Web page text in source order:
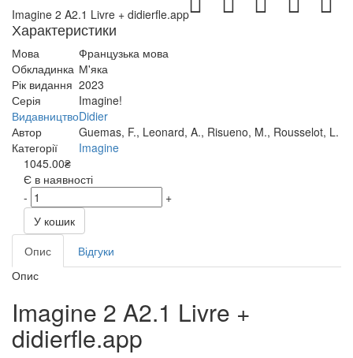
Imagine 2 A2.1 Livre + didierfle.app
Характеристики
Мова
Французька мова
Обкладинка М'яка
Рік видання 2023
Серія
Imagine!
ВидавництвоDidier
Автор
Guemas, F., Leonard, A., Risueno, M., Rousselot, L.
Категорії
Imagine
1045.00₴
Є в наявності
-
+
У кошик
Опис
Відгуки
Опис
Imagine 2 A2.1 Livre +
didierfle.app